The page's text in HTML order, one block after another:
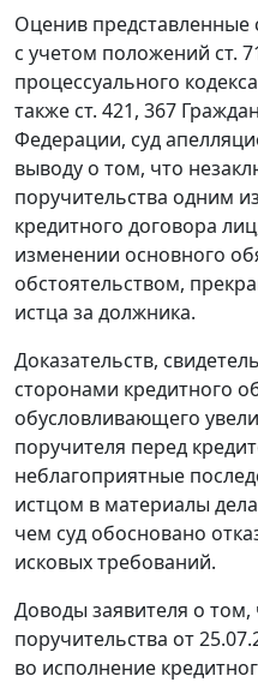
Оценив представленные
с учетом положений ст.
процессуального
также ст. 421, 367
Федерации, суд
выводу о том, что
поручительства одним
кредитного договора
изменении основного
обстоятельством,
истца за должника.
Доказательств,
сторонами кредитного
обусловливающего
поручителя перед
неблагоприятные
истцом в материалы
чем суд обосновано
исковых требований.
Доводы заявителя о том,
поручительства от
во исполнение